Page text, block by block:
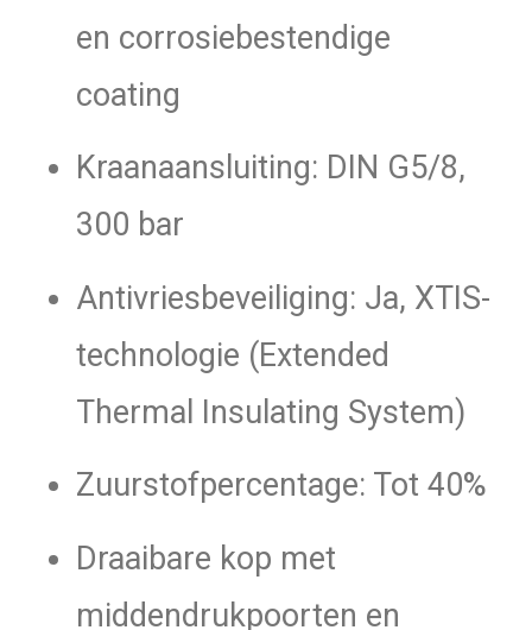
en corrosiebestendige
coating
Kraanaansluiting: DIN G5/8,
300 bar
Antivriesbeveiliging: Ja, XTIS-
technologie (Extended
Thermal Insulating System)
Zuurstofpercentage: Tot 40%
Draaibare kop met
middendrukpoorten en